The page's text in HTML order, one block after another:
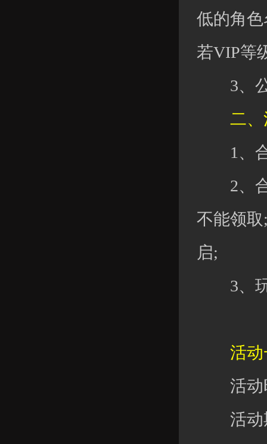
低的角
若VIP等
3、公
二、
1、合
2、合
不能领
启;
3、玩
活动
活动时
活动期